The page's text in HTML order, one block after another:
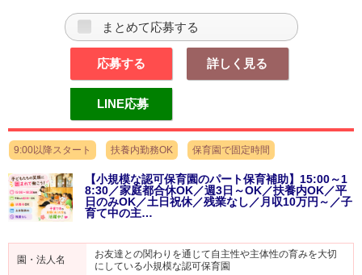
まとめて応募する
応募する 詳しく見る
LINE応募
9:00以降スタート 扶養内勤務OK 保育園で固定時間
【小規模な認可保育園のパート保育補助】15:00～1
8:30／家庭都合休OK／週3日～OK／扶養内OK／平
日のみOK／土日祝休／残業なし／月収10万円～／子
育て中の主…
園・法人名
お友達との関わりを通じて自主性や主体性の育みを大切
にしている小規模な認可保育園